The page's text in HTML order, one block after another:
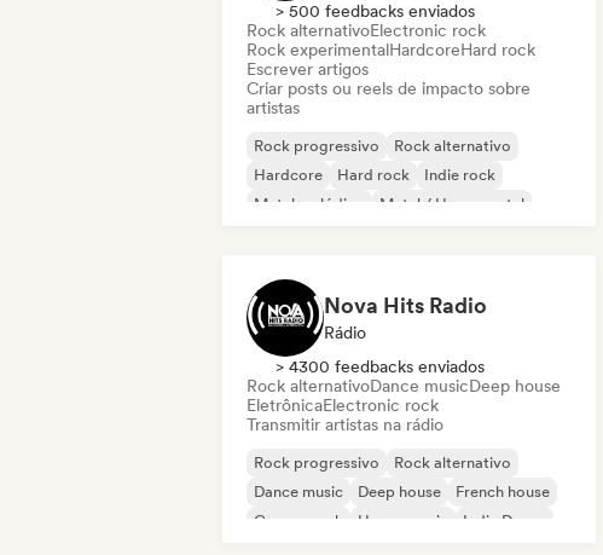
> 500 feedbacks enviados
Rock alternativoElectronic rock
Rock experimentalHardcoreHard rock
Escrever artigos
Criar posts ou reels de impacto sobre
artistas
Rock progressivo
Rock alternativo
Hardcore
Hard rock
Indie rock
Metal melódico
Metal / Heavy metal
Nova Hits Radio
Rádio
> 4300 feedbacks enviados
Rock alternativoDance musicDeep house
EletrônicaElectronic rock
Transmitir artistas na rádio
Rock progressivo
Rock alternativo
Dance music
Deep house
French house
Garage rock
House music Indie Dance